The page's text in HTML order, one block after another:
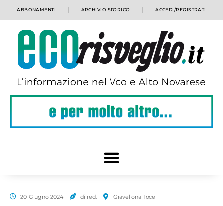
ABBONAMENTI ARCHIVIO STORICO ACCEDI/REGISTRATI
20 Giugno 2024 di red. Gravellona Toce